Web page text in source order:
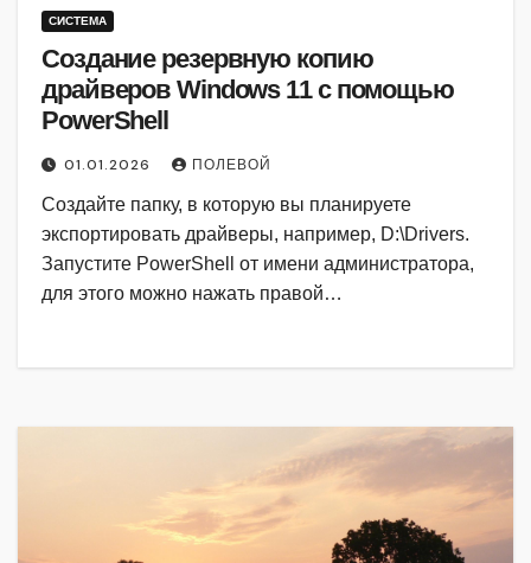
СИСТЕМА
Создание резервную копию
драйверов Windows 11 с помощью
PowerShell
01.01.2026 ПОЛЕВОЙ
Создайте папку, в которую вы планируете
экспортировать драйверы, например, D:\Drivers.
Запустите PowerShell от имени администратора,
для этого можно нажать правой…